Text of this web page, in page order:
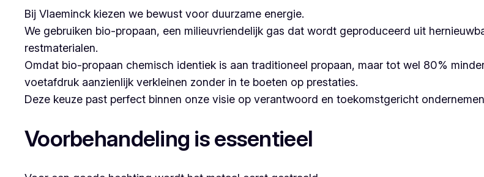
Bij Vlaeminck kiezen we bewust voor duurzame energie.
We gebruiken bio-propaan, een milieuvriendelijk gas dat wordt geproduceerd uit
restmaterialen.
Omdat bio-propaan chemisch identiek is aan traditioneel propaan, maar tot wel 80%
voetafdruk aanzienlijk verkleinen zonder in te boeten op prestaties.
Deze keuze past perfect binnen onze visie op verantwoord en toekomstgericht
Voorbehandeling is essentieel